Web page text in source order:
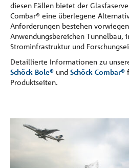
diesen Fällen bietet der
Combar® eine überlegene
Anforderungen bestehen
Anwendungsbereichen Tunnelbau,
Strominfrastruktur und
Detaillierte Informationen zu
Schöck Bole® und Schöck Combar®
Produktseiten.